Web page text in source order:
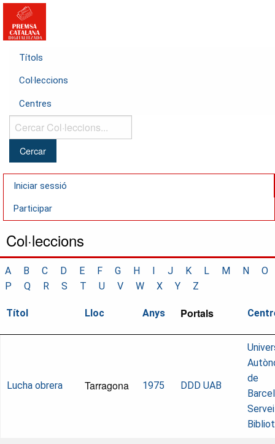
Títols
Col·leccions
Centres
Cercar
Col·leccions...
Iniciar sessió
Participar
Col·leccions
A B C D E F G H I J K L M N
O
P
Q R S T U V W X Y Z
Títol Lloc Anys Portals
Lucha obrera Tarragona 1975 DDD UAB
de